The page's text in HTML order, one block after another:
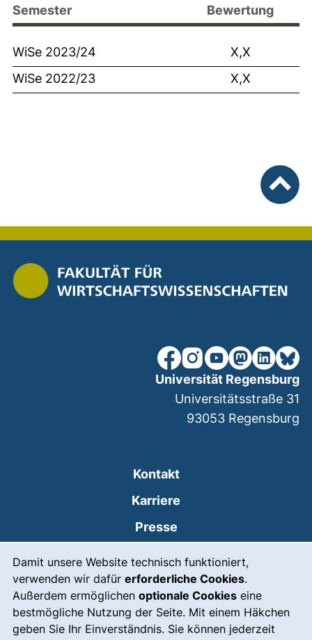
Damit unsere Website technisch funktioniert,
verwenden wir dafür erforderliche Cookies.
Außerdem ermöglichen optionale Cookies eine
bestmögliche Nutzung der Seite. Mit einem Häkchen
geben Sie Ihr Einverständnis. Sie können jederzeit
Semester Bewertung
WiSe 2023/24
X,X
WiSe 2022/23
X,X
nach
unsere Facebook-Seite
unsere Instagram-
unsere YouTube-
unsereunsere
Kontakt
Karriere
Presse
Leichte Sprache
Gebärdensprache
Notfall(externer Link, öffnet
Universität Regensburg
Universitätsstraße 31
93053 Regensburg